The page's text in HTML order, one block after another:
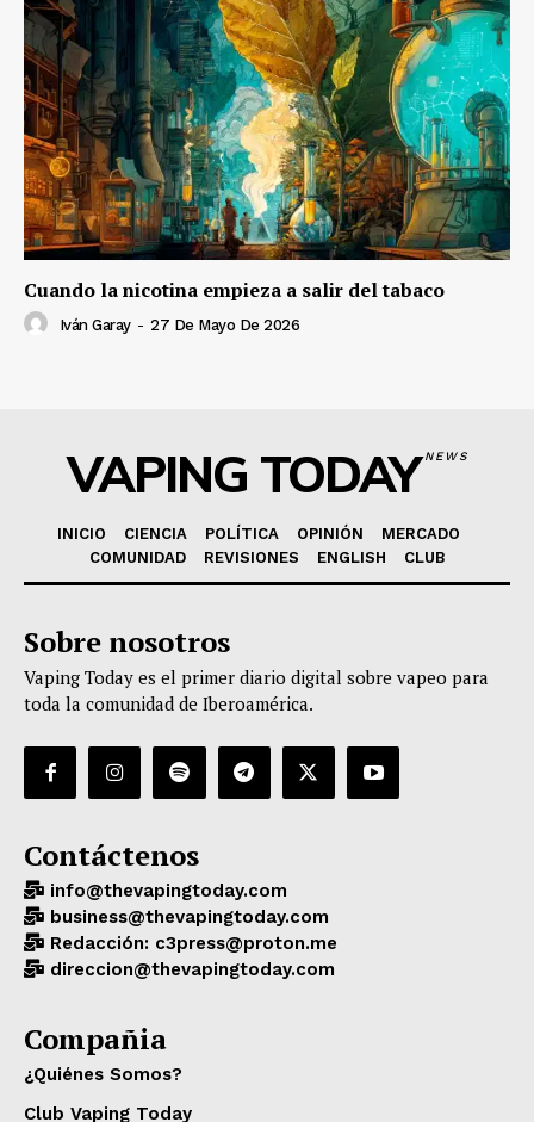
Cuando la nicotina empieza a salir del tabaco
Iván Garay - 27 De Mayo De 2026
VAPING TODAYNEWS
INICIO CIENCIA POLÍTICA OPINIÓN
MERCADO
COMUNIDAD
REVISIONES ENGLISH CLUB
Sobre nosotros
Vaping Today es el primer diario digital sobre vapeo para
toda la comunidad de Iberoamérica.
Contáctenos
info@thevapingtoday.com
business@thevapingtoday.com
Redacción: c3press@proton.me
direccion@thevapingtoday.com
Compañia
¿Quiénes Somos?
Club Vaping Today